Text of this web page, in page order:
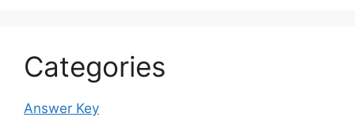
Categories
Answer Key